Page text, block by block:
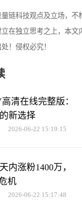
链科技观点及立场，不
在独立思考之上，本文
！侵权必究！
清在线完整版：
新选择
2026-06-22 15:19:15
内涨粉1400万，
机
2026-06-22 15:17:48